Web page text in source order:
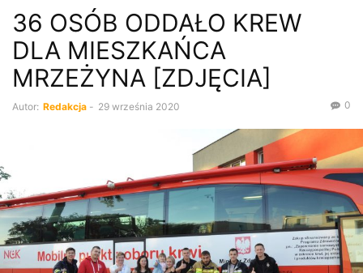
36 OSÓB ODDAŁO KREW
DLA MIESZKAŃCA
MRZEŻYNA [ZDJĘCIA]
Autor: Redakcja - 29 września 2020 0